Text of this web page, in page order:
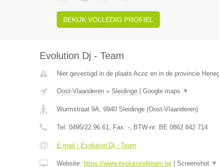
BEKIJK VOLLEDIG PROFIEL
Evolution Dj - Team
Niet gevestigd in de plaats Acoz en in de provincie
Oost-Vlaanderen» Sleidinge| Google maps ▼
Wurmstraat 9A, 9940 Sleidinge(Oost-Vlaanderen)
Tel: 0495/22.96.61, Fax: -, BTW-nr: BE 0862 842 714
E-mail › Evolution Dj - Team
Website: https://www.evolutiondjteam.be| Screenshot ▼